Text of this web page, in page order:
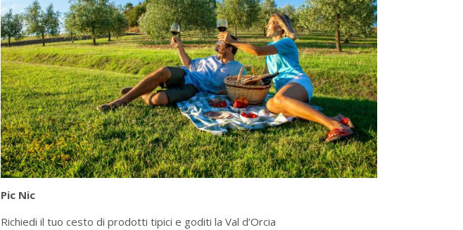
Pic Nic
Richiedi il tuo cesto di prodotti tipici e goditi la Val d’Orcia